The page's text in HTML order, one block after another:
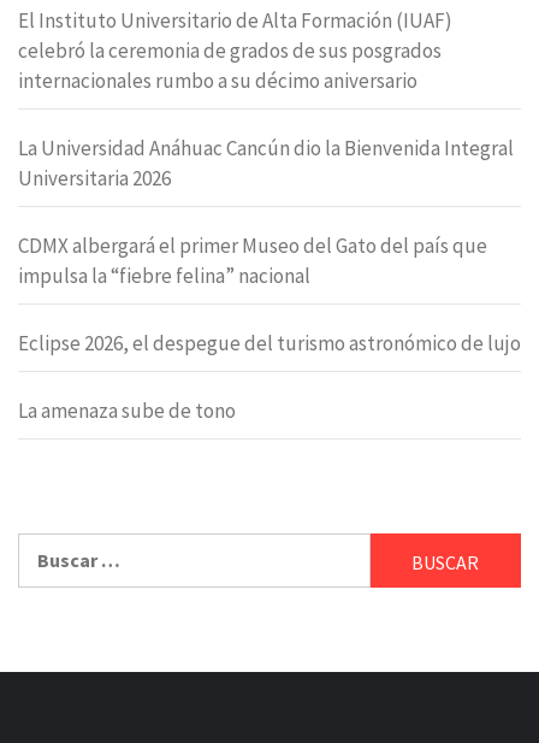
El Instituto Universitario de Alta Formación (IUAF)
celebró la ceremonia de grados de sus posgrados
internacionales rumbo a su décimo aniversario
La Universidad Anáhuac Cancún dio la Bienvenida Integral
Universitaria 2026
CDMX albergará el primer Museo del Gato del país que
impulsa la “fiebre felina” nacional
Eclipse 2026, el despegue del turismo astronómico de lujo
La amenaza sube de tono